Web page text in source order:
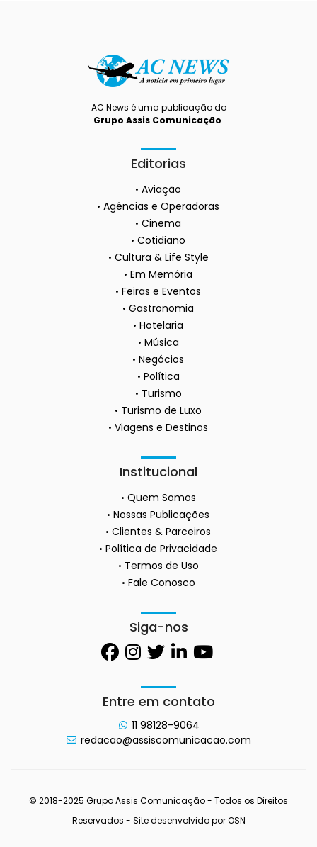
AC News é uma publicação do
Grupo Assis Comunicação.
Editorias
Aviação
Agências e Operadoras
Cinema
Cotidiano
Cultura & Life Style
Em Memória
Feiras e Eventos
Gastronomia
Hotelaria
Música
Negócios
Política
Turismo
Turismo de Luxo
Viagens e Destinos
Institucional
Quem Somos
Nossas Publicações
Clientes & Parceiros
Política de Privacidade
Termos de Uso
Fale Conosco
Siga-nos
Entre em contato
11 98128-9064
redacao@assiscomunicacao.com
© 2018-2025 Grupo Assis Comunicação - Todos os Direitos
Reservados - Site desenvolvido porOSN